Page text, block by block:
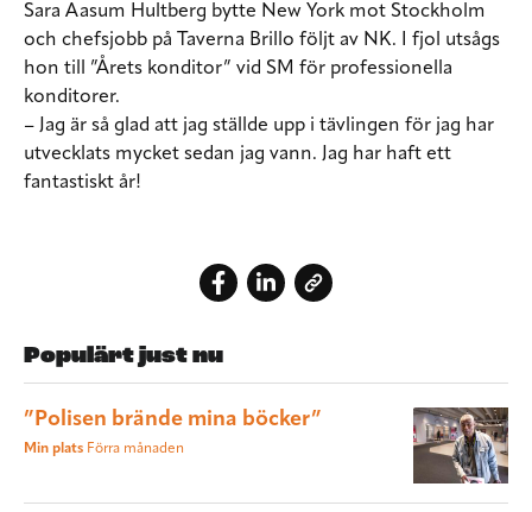
Sara Aasum Hultberg bytte New York mot Stockholm
och chefsjobb på Taverna Brillo följt av NK. I fjol utsågs
hon till ”Årets konditor” vid SM för professionella
konditorer.
– Jag är så glad att jag ställde upp i tävlingen för jag har
utvecklats mycket sedan jag vann. Jag har haft ett
fantastiskt år!
Populärt just nu
”Polisen brände mina böcker”
Min plats Förra månaden